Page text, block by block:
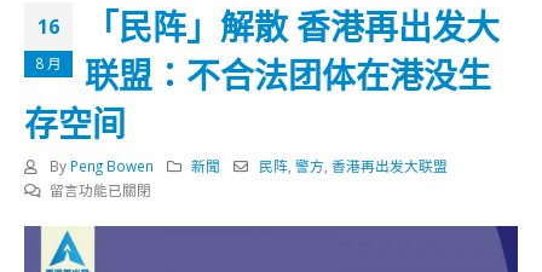
16
8 月
「民阵」解散 香港再出发大
联盟：不合法团体在港没生
存空间
By Peng Bowen 新聞 民阵 ,警方 ,香港再出发大联盟
在
阵」
解
留言功能已關閉